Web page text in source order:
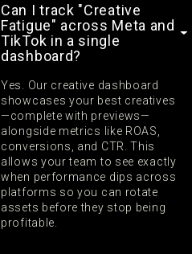
Can I track "Creative
Fatigue" across Meta and
TikTok in a single
dashboard?
Yes. Our creative dashboard
showcases your best creatives
—complete with previews—
alongside metrics like ROAS,
conversions, and CTR. This
allows your team to see exactly
when performance dips across
platforms so you can rotate
assets before they stop being
profitable.